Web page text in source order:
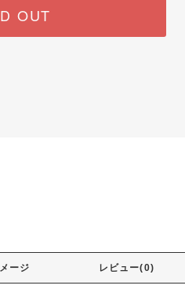
OUT
ージ レビュー(0)